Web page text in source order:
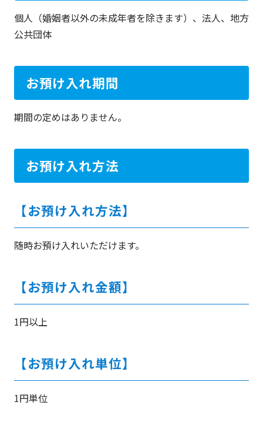
個人（婚姻者以外の未成年者を除きます）、法人、地方
公共団体
お預け入れ期間
期間の定めはありません。
お預け入れ方法
【お預け入れ方法】
随時お預け入れいただけます。
【お預け入れ金額】
1円以上
【お預け入れ単位】
1円単位